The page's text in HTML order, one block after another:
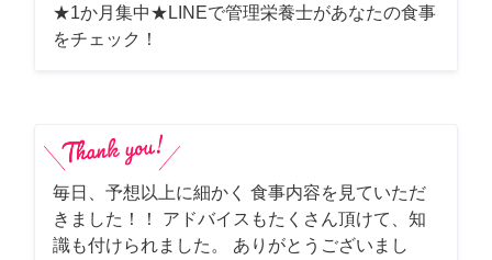
★1か月集中★LINEで管理栄養士があなたの食事
をチェック！
毎日、予想以上に細かく 食事内容を見ていただ
きました！！ アドバイスもたくさん頂けて、知
識も付けられました。 ありがとうございまし